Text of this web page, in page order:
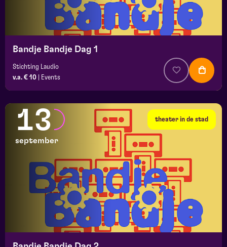
Bandje Bandje Dag 1
Stichting Laudio
v.a. € 10
Events
theater in de stad
13
september